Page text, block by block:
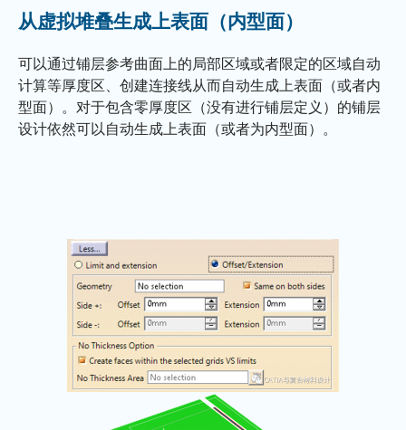
从虚拟堆叠生成上表面（内型面）
可以通过铺层参考曲面上的局部区域或者限定的区域自动
计算等厚度区、创建连接线从而自动生成上表面（或者内
型面）。对于包含零厚度区（没有进行铺层定义）的铺层
设计依然可以自动生成上表面（或者为内型面）。